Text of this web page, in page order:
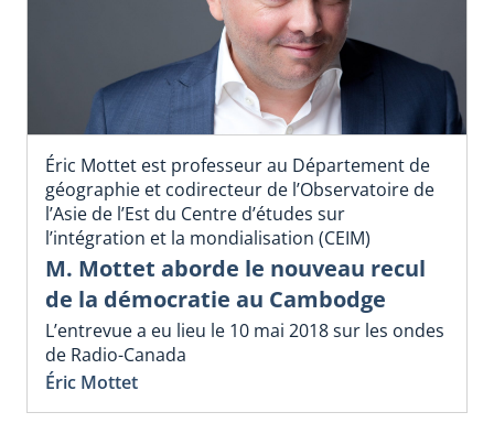
Éric Mottet est professeur au Département de
géographie et codirecteur de l’Observatoire de
l’Asie de l’Est du Centre d’études sur
l’intégration et la mondialisation (CEIM)
M. Mottet aborde le nouveau recul
de la démocratie au Cambodge
L’entrevue a eu lieu le 10 mai 2018 sur les ondes
de Radio-Canada
Éric Mottet